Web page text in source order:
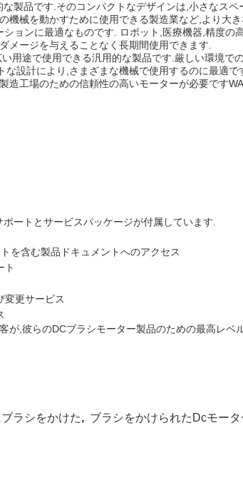
製品です.そのコンパクトなデザインは,小さなスペ
機械を動かすために使用できる製造業など,より大
ョンに最適なものです. ロボット,医療機器,精度の
メージを与えることなく長期間使用できます.
用途で使用できる汎用的な製品です.厳しい環境で
設計により,さまざまな機械で使用するのに最適
造工場のための信頼性の高いモーターが必要です
ートとサービスパッケージが付属しています.
を含む製品ドキュメントへのアクセス
ト
変更サービス
が,彼らのDCブラシモーター製品のための最高レベ
ラシをかけた, ブラシをかけられたdcモータ